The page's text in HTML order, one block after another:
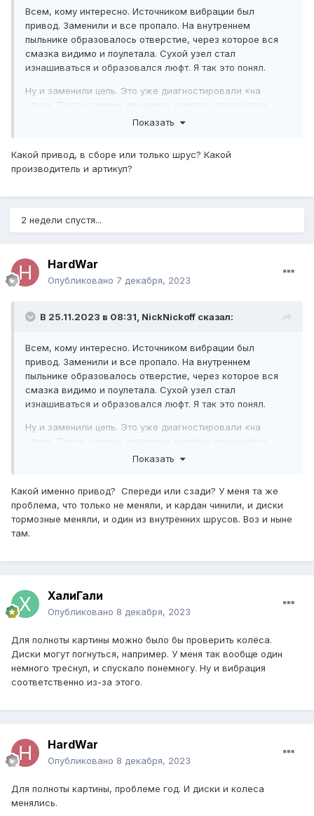
Всем, кому интересно. Источником вибрации был
привод. Заменили и все пропало. На внутреннем
пыльнике образовалось отверстие, через которое вся
смазка видимо и поулетала. Сухой узел стал
изнашиваться и образовался люфт. Я так это понял.
Ну и заменили цепь. Это уже диагностировали «на
слух». После замены динамика заметно улучшилась.
Показать
Какой привод, в сборе или только шрус? Какой
производитель и артикул?
2 недели спустя...
HardWar
Опубликовано 7 декабря, 2023
В 25.11.2023 в 08:31, NickNickoff сказал:
Всем, кому интересно. Источником вибрации был
привод. Заменили и все пропало. На внутреннем
пыльнике образовалось отверстие, через которое вся
смазка видимо и поулетала. Сухой узел стал
изнашиваться и образовался люфт. Я так это понял.
Ну и заменили цепь. Это уже диагностировали «на
слух». После замены динамика заметно улучшилась.
Показать
Какой именно привод? Спереди или сзади? У меня та же
проблема, что только не меняли, и кардан чинили, и диски
тормозные меняли, и один из внутренних шрусов. Воз и ныне
там.
ХалиГали
Опубликовано 8 декабря, 2023
Для полноты картины можно было бы проверить колёса.
Диски могут погнуться, например. У меня так вообще один
немного треснул, и спускало понемногу. Ну и вибрация
соответственно из-за этого.
HardWar
Опубликовано 8 декабря, 2023
Для полноты картины, проблеме год. И диски и колеса
менялись.